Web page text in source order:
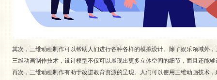
其次，三维动画制作可以帮助人们进行各种各样的模拟设计。除了娱乐领域外
三维动画制作技术，设计模型不仅可以展现出更多立体空间的细节，而且还能
再次，三维动画制作有助于改进教育资源的呈现。人们可以使用三维动画技术